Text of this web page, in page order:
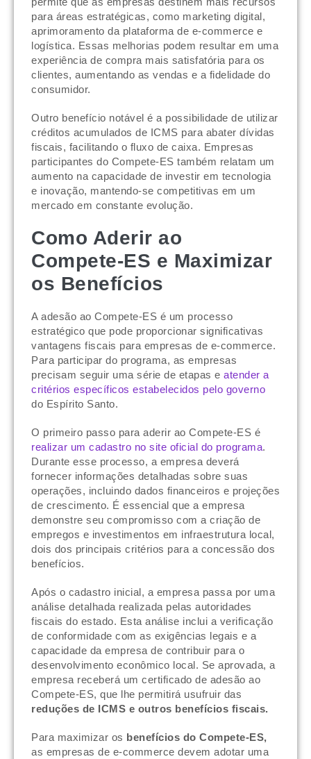
para áreas estratégicas, como marketing digital,
aprimoramento da plataforma de e-commerce e
logística. Essas melhorias podem resultar em uma
experiência de compra mais satisfatória para os
clientes, aumentando as vendas e a fidelidade do
consumidor.
Outro benefício notável é a possibilidade de utilizar
créditos acumulados de ICMS para abater dívidas
fiscais, facilitando o fluxo de caixa. Empresas
participantes do Compete-ES também relatam um
aumento na capacidade de investir em tecnologia
e inovação, mantendo-se competitivas em um
mercado em constante evolução.
Como Aderir ao
Compete-ES e Maximizar
os Benefícios
A adesão ao Compete-ES é um processo
estratégico que pode proporcionar significativas
vantagens fiscais para empresas de e-commerce.
Para participar do programa, as empresas
precisam seguir uma série de etapas e atender a
critérios específicos estabelecidos pelo governo
do Espírito Santo.
O primeiro passo para aderir ao Compete-ES é
realizar um cadastro no site oficial do programa.
Durante esse processo, a empresa deverá
fornecer informações detalhadas sobre suas
operações, incluindo dados financeiros e projeções
de crescimento. É essencial que a empresa
demonstre seu compromisso com a criação de
empregos e investimentos em infraestrutura local,
dois dos principais critérios para a concessão dos
benefícios.
Após o cadastro inicial, a empresa passa por uma
análise detalhada realizada pelas autoridades
fiscais do estado. Esta análise inclui a verificação
de conformidade com as exigências legais e a
capacidade da empresa de contribuir para o
desenvolvimento econômico local. Se aprovada, a
empresa receberá um certificado de adesão ao
Compete-ES, que lhe permitirá usufruir das
reduções de ICMS e outros benefícios fiscais.
Para maximizar os benefícios do Compete-ES,
as empresas de e-commerce devem adotar uma